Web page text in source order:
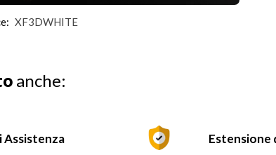
XF3DWHITE
anche:
Assistenza Estensione